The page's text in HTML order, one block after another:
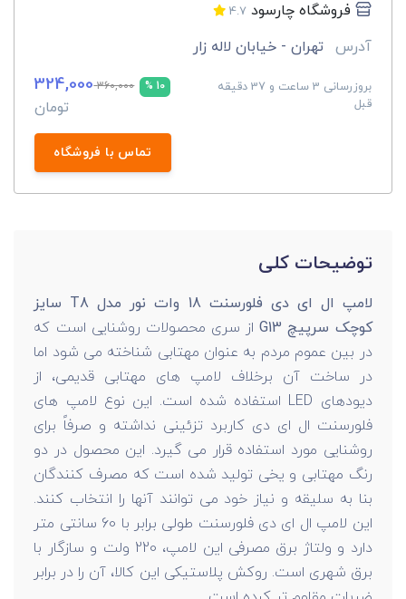
فروشگاه چارسود 4.7
آدرس تهران - خیابان لاله زار
بروزرسانی 3 ساعت و 37 دقیقه
قبل
10 %
360,000
324,000
تومان
تماس با فروشگاه
توضیحات کلی
لامپ ال ای دی فلورسنت 18 وات نور مدل T8 سایز
کوچک سرپیچ G13
از سری محصولات روشنایی است که
در بین عموم مردم به عنوان مهتابی شناخته می شود اما
در ساخت آن برخلاف لامپ های مهتابی قدیمی، از
دیودهای LED استفاده شده است. این نوع لامپ های
فلورسنت ال ای دی کاربرد تزئینی نداشته و صرفاً برای
روشنایی مورد استفاده قرار می گیرد. این محصول در دو
رنگ مهتابی و یخی تولید شده است که مصرف کنندگان
بنا به سلیقه و نیاز خود می توانند آنها را انتخاب کنند.
این لامپ ال ای دی فلورسنت
طولی برابر با 60 سانتی متر
دارد و ولتاژ برق مصرفی این لامپ، 220 ولت و سازگار با
برق شهری است. روکش پلاستیکی این کالا، آن را در برابر